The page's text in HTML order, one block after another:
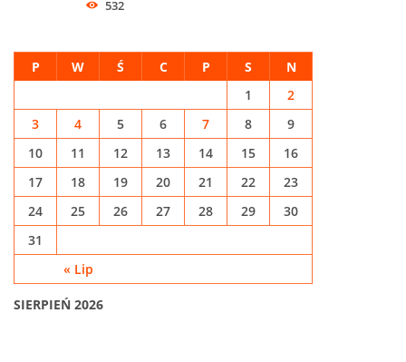
532
SIERPIEŃ 2026
P W Ś C P S N
« Lip
1
2
3
4 5 6 7 8
9
10
11 12 13 14 15
16
17
18 19 20 21 22
23
24
25 26 27 28 29
30
31